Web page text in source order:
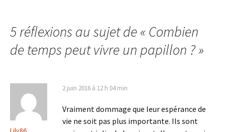
articles
5 réflexions au sujet de « Combien
de temps peut vivre un papillon ?»
2 juin 2016 à 12 h 04 min
Vraiment dommage que leur espérance de
vie ne soit pas plus importante. Ils sont